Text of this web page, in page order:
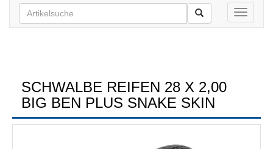
Toggle
SCHWALBE REIFEN 28 X 2,00
BIG BEN PLUS SNAKE SKIN